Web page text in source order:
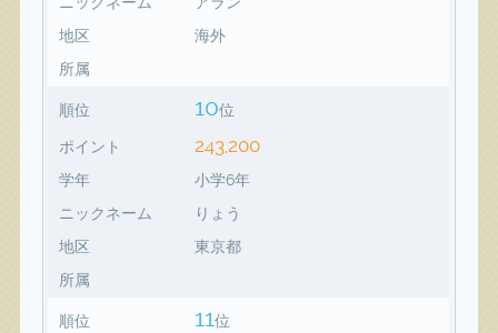
地区
海外
所属
順位 10位
ポイント 243,200
学年
小学6年
ニックネーム
りょう
地区
東京都
所属
順位 11位